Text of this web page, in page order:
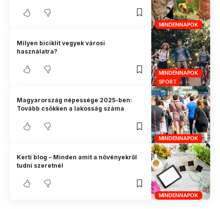
MINDENNAPOK
MINDENNAPOK
SPORT
Milyen biciklit vegyek városi
használatra?
MINDENNAPOK
Magyarország népessége 2025-ben:
Tovább csökken a lakosság száma
MINDENNAPOK
Kerti blog – Minden amit a növényekről
tudni szeretnél